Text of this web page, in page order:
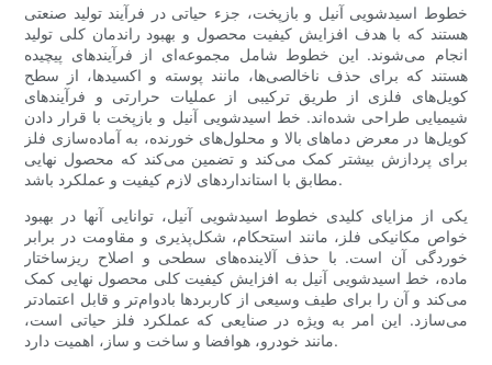
خطوط اسیدشویی آنیل و بازپخت، جزء حیاتی در فرآیند تولید صنعتی
هستند که با هدف افزایش کیفیت محصول و بهبود راندمان کلی تولید
انجام می‌شوند. این خطوط شامل مجموعه‌ای از فرآیندهای پیچیده
هستند که برای حذف ناخالصی‌ها، مانند پوسته و اکسیدها، از سطح
کویل‌های فلزی از طریق ترکیبی از عملیات حرارتی و فرآیندهای
شیمیایی طراحی شده‌اند. خط اسیدشویی آنیل و بازپخت با قرار دادن
کویل‌ها در معرض دماهای بالا و محلول‌های خورنده، به آماده‌سازی فلز
برای پردازش بیشتر کمک می‌کند و تضمین می‌کند که محصول نهایی
مطابق با استانداردهای لازم کیفیت و عملکرد باشد.
یکی از مزایای کلیدی خطوط اسیدشویی آنیل، توانایی آنها در بهبود
خواص مکانیکی فلز، مانند استحکام، شکل‌پذیری و مقاومت در برابر
خوردگی آن است. با حذف آلاینده‌های سطحی و اصلاح ریزساختار
ماده، خط اسیدشویی آنیل به افزایش کیفیت کلی محصول نهایی کمک
می‌کند و آن را برای طیف وسیعی از کاربردها بادوام‌تر و قابل اعتمادتر
می‌سازد. این امر به ویژه در صنایعی که عملکرد فلز حیاتی است،
مانند خودرو، هوافضا و ساخت و ساز، اهمیت دارد.